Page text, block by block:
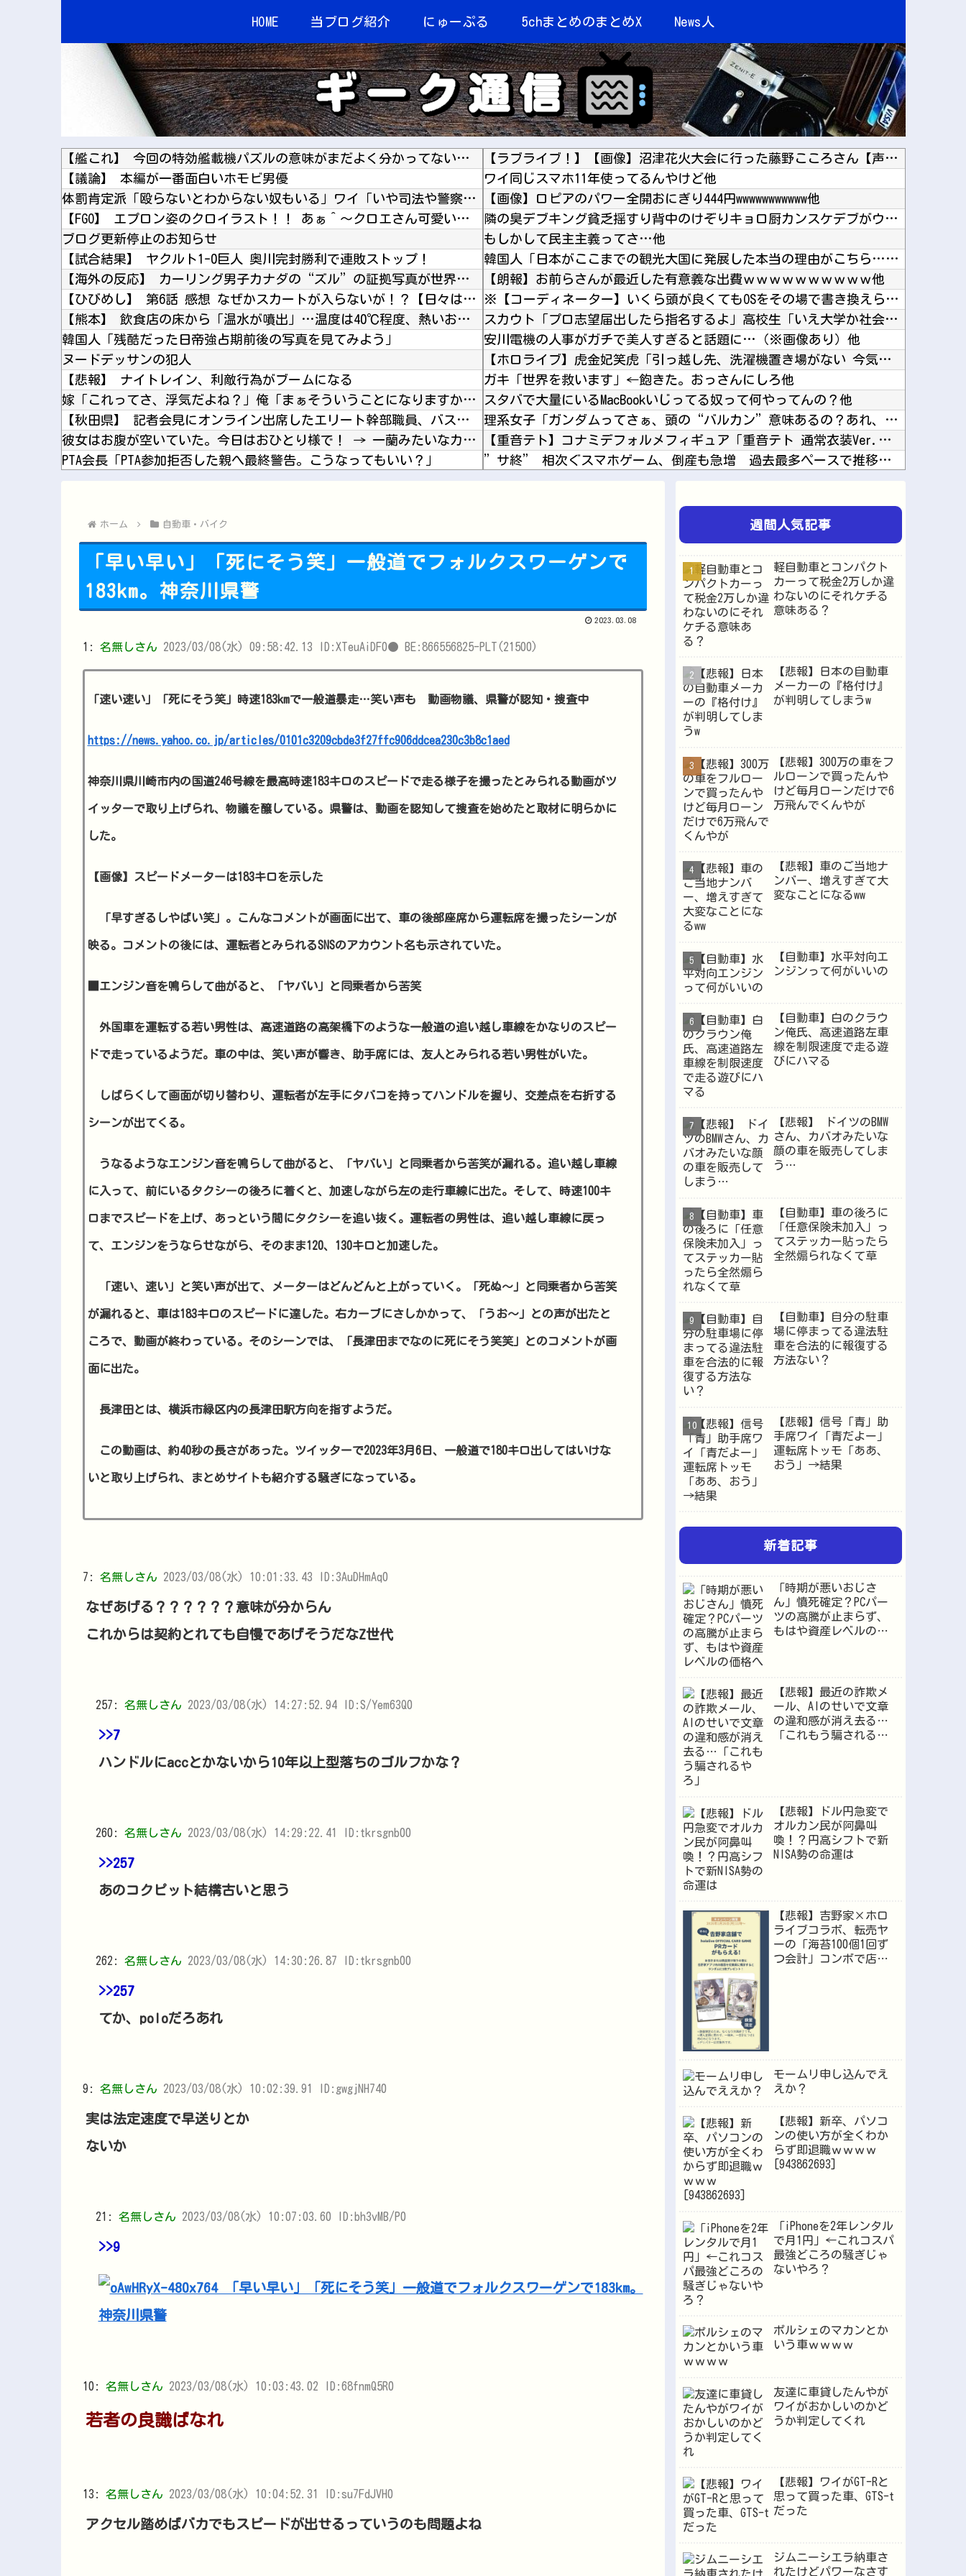
HOME 当ブログ紹介 にゅーぷる 5chまとめのまとめX News人
【艦これ】 今回の特効艦載機パズルの意味がまだよく分かってないわ・・・
【議論】 本編が一番面白いホモビ男優
体罰肯定派「殴らないとわからない奴もいる」ワイ「いや司法や警察に突き出せばいいよね」
【FGO】 エプロン姿のクロイラスト！！ あぁ＾～クロエさん可愛いです⁉
ブログ更新停止のお知らせ
【試合結果】 ヤクルト1-0巨人 奥川完封勝利で連敗ストップ！
【海外の反応】 カーリング男子カナダの“ズル”の証拠写真が世界で炎上！雑コラ祭りに「このミ...
【ひびめし】 第6話 感想 なぜかスカートが入らないが！？【日々は過ぎれど飯うまし】
【熊本】 飲食店の床から「温水が噴出」…温度は40℃程度、熱いお湯が湧き出している模様
韓国人「残酷だった日帝強占期前後の写真を見てみよう」
ヌードデッサンの犯人
【悲報】 ナイトレイン、利敵行為がブームになる
嫁「これってさ、浮気だよね？」俺「まぁそういうことになりますかね」
【秋田県】 記者会見にオンライン出席したエリート幹部職員、バスローブ姿でタバコを吸いながら...
彼女はお腹が空いていた。今日はおひとり様で！ → 一蘭みたいなカウンターはこちらです…
PTA会長「PTA参加拒否した親へ最終警告。こうなってもいい？」
【ラブライブ！】【画像】沼津花火大会に行った藤野こころさん【声優】他
ワイ同じスマホ11年使ってるんやけど他
【画像】ロピアのパワー全開おにぎり444円wwwwwwwwwww他
隣の臭デブキング貧乏揺すり背中のけぞりキョロ厨カンスケデブがウザすぎて心が折れそう…他
もしかして民主主義ってさ…他
韓国人「日本がここまでの観光大国に発展した本当の理由がこちら…」→「昔から日本は愛されてた...
【朗報】お前らさんが最近した有意義な出費ｗｗｗｗｗｗｗｗｗｗ他
※【コーディネーター】いくら頭が良くてもOSをその場で書き換えられるのか他
スカウト「プロ志望届出したら指名するよ」高校生「いえ大学か社会人に行きます」これ他
安川電機の人事がガチで美人すぎると話題に…（※画像あり）他
【ホロライブ】虎金妃笑虎「引っ越し先、洗濯機置き場がない 今気づいた」他
ガキ「世界を救います」←飽きた。おっさんにしろ他
スタバで大量にいるMacBookいじってる奴って何やってんの？他
理系女子「ガンダムってさぁ、頭の“バルカン”意味あるの？あれ、役に立たなくない？」他
【重音テト】コナミデフォルメフィギュア「重音テト 通常衣装Ver.」「重音テト SV衣装V...
”サ終” 相次ぐスマホゲーム、倒産も急増 過去最多ペースで推移 「当たれば一攫千金」過去の...
【緊急】パチンコ屋のカードみたいなやつ拾ったんやが…他
ETCの事をイーティーシーってゆってる奴がいたｗｗｗｗｗｗｗ他
佐藤二朗、橋本愛との騒動で主演映画が完全白紙へｗｗｗｗｗ他
ラノベ作家（52）「新作ラブコメ書いたぞ！ｗ」X民「いい歳こいてラブコメ（笑）恥ずかしくな...
パヨ「れいわ信者、れいわ知能といった表現は完全に差別表現。メディアは放送禁止用語に指定する...
Powered by livedoor 相互RSS
ホーム 自動車・バイク
「早い早い」「死にそう笑」一般道でフォルクスワーゲンで
183km。神奈川県警
2023.03.08
1: 名無しさん 2023/03/08(水) 09:58:42.13 ID:XTeuAiDF0● BE:866556825-PLT(21500)
「速い速い」「死にそう笑」時速183kmで一般道暴走…笑い声も 動画物議、県警が認知・捜査中
https://news.yahoo.co.jp/articles/0101c3209cbde3f27ffc906ddcea230c3b8c1aed
神奈川県川崎市内の国道246号線を最高時速183キロのスピードで走る様子を撮ったとみられる動画がツ
イッターで取り上げられ、物議を醸している。県警は、動画を認知して捜査を始めたと取材に明らかに
した。
【画像】スピードメーターは183キロを示した
「早すぎるしやばい笑」。こんなコメントが画面に出て、車の後部座席から運転席を撮ったシーンが
映る。コメントの後には、運転者とみられるSNSのアカウント名も示されていた。
■エンジン音を鳴らして曲がると、「ヤバい」と同乗者から苦笑
外国車を運転する若い男性は、高速道路の高架橋下のような一般道の追い越し車線をかなりのスピー
ドで走っているようだ。車の中は、笑い声が響き、助手席には、友人とみられる若い男性がいた。
しばらくして画面が切り替わり、運転者が左手にタバコを持ってハンドルを握り、交差点を右折する
シーンが出てくる。
うなるようなエンジン音を鳴らして曲がると、「ヤバい」と同乗者から苦笑が漏れる。追い越し車線
に入って、前にいるタクシーの後ろに着くと、加速しながら左の走行車線に出た。そして、時速100キ
ロまでスピードを上げ、あっという間にタクシーを追い抜く。運転者の男性は、追い越し車線に戻っ
て、エンジンをうならせながら、そのまま120、130キロと加速した。
「速い、速い」と笑い声が出て、メーターはどんどんと上がっていく。「死ぬ～」と同乗者から苦笑
が漏れると、車は183キロのスピードに達した。右カーブにさしかかって、「うお～」との声が出たと
ころで、動画が終わっている。そのシーンでは、「長津田までなのに死にそう笑笑」とのコメントが画
面に出た。
長津田とは、横浜市緑区内の長津田駅方向を指すようだ。
この動画は、約40秒の長さがあった。ツイッターで2023年3月6日、一般道で180キロ出してはいけな
いと取り上げられ、まとめサイトも紹介する騒ぎになっている。
7: 名無しさん 2023/03/08(水) 10:01:33.43 ID:3AuDHmAq0
なぜあげる？？？？？？意味が分からん
これからは契約とれても自慢であげそうだなZ世代
257: 名無しさん 2023/03/08(水) 14:27:52.94 ID:S/Yem63Q0
>>7
ハンドルにaccとかないから10年以上型落ちのゴルフかな？
260: 名無しさん 2023/03/08(水) 14:29:22.41 ID:tkrsgnb00
>>257
あのコクピット結構古いと思う
262: 名無しさん 2023/03/08(水) 14:30:26.87 ID:tkrsgnb00
>>257
てか、poloだろあれ
9: 名無しさん 2023/03/08(水) 10:02:39.91 ID:gwgjNH740
実は法定速度で早送りとか
ないか
21: 名無しさん 2023/03/08(水) 10:07:03.60 ID:bh3vMB/P0
>>9
10: 名無しさん 2023/03/08(水) 10:03:43.02 ID:68fnmQ5R0
若者の良識ばなれ
13: 名無しさん 2023/03/08(水) 10:04:52.31 ID:su7FdJVH0
アクセル踏めばバカでもスピードが出せるっていうのも問題よね
週間人気記事
軽自動車とコンパクト
カーって税金2万しか違
わないのにそれケチる
意味ある？
【悲報】日本の自動車
メーカーの『格付け』
が判明してしまうw
【悲報】300万の車をフ
ルローンで買ったんや
けど毎月ローンだけで6
万飛んでくんやが
【悲報】車のご当地ナ
ンバー、増えすぎて大
変なことになるww
【自動車】水平対向エ
ンジンって何がいいの
【自動車】白のクラウ
ン俺氏、高速道路左車
線を制限速度で走る遊
びにハマる
【悲報】 ドイツのBMW
さん、カバオみたいな
顔の車を販売してしま
う…
【自動車】車の後ろに
「任意保険未加入」っ
てステッカー貼ったら
全然煽られなくて草
【自動車】自分の駐車
場に停まってる違法駐
車を合法的に報復する
方法ない？
【悲報】信号「青」助
手席ワイ「青だよー」
運転席トッモ「ああ、
おう」→結果
新着記事
「時期が悪いおじさ
ん」憤死確定？PCパー
ツの高騰が止まらず、
もはや資産レベルの価
【悲報】最近の詐欺メ
ール、AIのせいで文章
の違和感が消え去る…
「これもう騙されるや
【悲報】ドル円急変で
オルカン民が阿鼻叫
喚！？円高シフトで新
NISA勢の命運は
【悲報】吉野家×ホロ
ライブコラボ、転売ヤ
ーの「海苔100個1回ず
つ会計」コンボで店員
モームリ申し込んでえ
えか？
【悲報】新卒、パソコ
ンの使い方が全くわか
らず即退職ｗｗｗｗ
[943862693]
「iPhoneを2年レンタル
で月1円」←これコスパ
最強どころの騒ぎじゃ
ないやろ？
ポルシェのマカンとか
いう車ｗｗｗｗ
友達に車貸したんやが
ワイがおかしいのかど
うか判定してくれ
【悲報】ワイがGT-Rと
思って買った車、GTS-t
だった
ジムニーシエラ納車さ
れたけどパワーなさす